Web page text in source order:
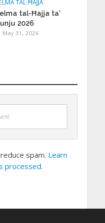
TAL-ĦAJJA
tal-Ħajja ta'
2026
May 31, 2026
spam. Learn
processed.